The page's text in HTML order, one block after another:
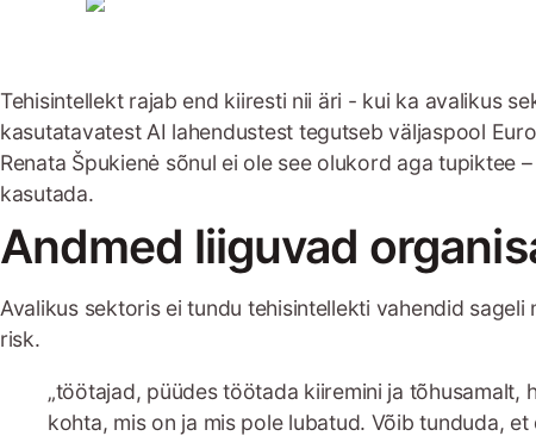
Tehisintellekt rajab end kiiresti nii äri - kui ka avalikus
kasutatavatest AI lahendustest tegutseb väljaspool
Renata Špukienė sõnul ei ole see olukord aga tupiktee
kasutada.
Andmed liiguvad
Avalikus sektoris ei tundu tehisintellekti vahendid
risk.
„töötajad, püüdes töötada kiiremini ja tõhusamalt,
kohta, mis on ja mis pole lubatud. Võib tunduda,